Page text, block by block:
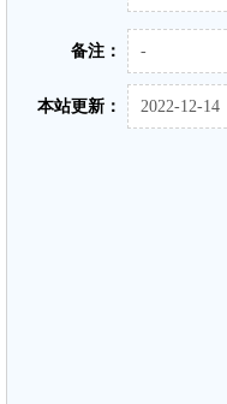
备注： -
本站更新： 2022-12-14